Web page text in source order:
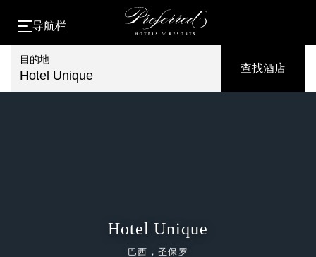
导航栏
目的地
Hotel Unique
查找酒店
Hotel Unique
巴西，圣保罗